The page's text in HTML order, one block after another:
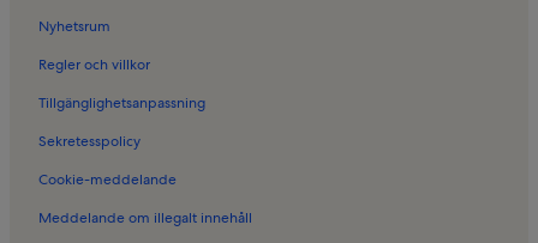
Nyhetsrum
Regler och villkor
Tillgänglighetsanpassning
Sekretesspolicy
Cookie-meddelande
Meddelande om illegalt innehåll